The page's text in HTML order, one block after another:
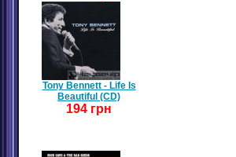
Tony Bennett - Life Is
Beautiful (CD)
194 грн